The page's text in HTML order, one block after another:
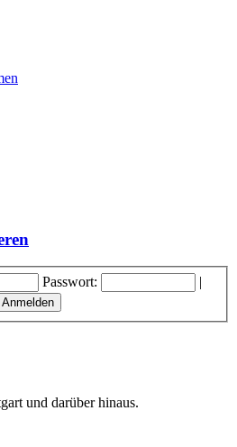
Passwort:
|
und darüber hinaus.